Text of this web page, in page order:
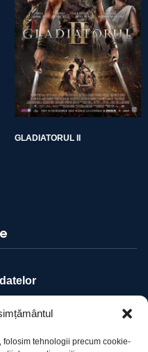
folosim tehnologii precum cookie-
GLADIATORUL II
uri